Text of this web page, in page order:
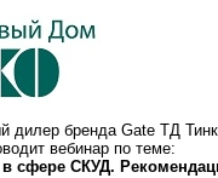
дилер бренда Gate ТД
вебинар по теме:
сфере СКУД.